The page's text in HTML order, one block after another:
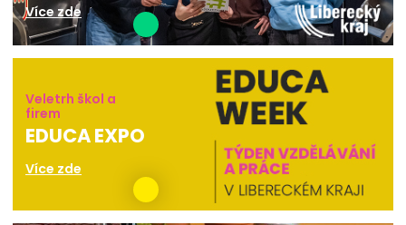
Více zde
Veletrh škol a
firem
EDUCA EXPO
Více zde